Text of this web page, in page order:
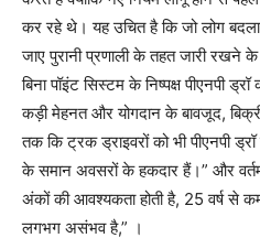
कर रहे थे। यह उचित है कि जो लोग
जाए पुरानी प्रणाली के तहत जारी रखने
बिना पॉइंट सिस्टम के निष्पक्ष पीएनपी
कड़ी मेहनत और योगदान के बावजूद,
तक कि ट्रक ड्राइवरों को भी पीएनपी
के समान अवसरों के हकदार हैं।” और
अंकों की आवश्यकता होती है, 25 वर्ष से
लगभग असंभव है,” ।